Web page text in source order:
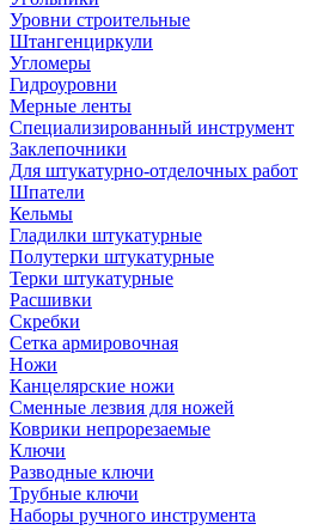
Уровни строительные
Штангенциркули
Угломеры
Гидроуровни
Мерные ленты
Специализированный инструмент
Заклепочники
Для штукатурно-отделочных работ
Шпатели
Кельмы
Гладилки штукатурные
Полутерки штукатурные
Терки штукатурные
Расшивки
Скребки
Сетка армировочная
Ножи
Канцелярские ножи
Сменные лезвия для ножей
Коврики непрорезаемые
Ключи
Разводные ключи
Трубные ключи
Наборы ручного инструмента